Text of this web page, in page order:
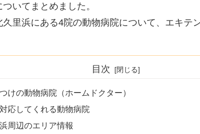
いてまとめました。
里浜にある4院の動物病院について、エキテ
目次
けの動物病院（ホームドクター）
応してくれる動物病院
周辺のエリア情報